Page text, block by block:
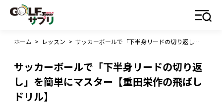
ホーム > レッスン > サッカーボールで「下半身リードの切り返し」を簡単にマスター【重田栄作の飛ばしドリル】
サッカーボールで「下半身リードの切り返
し」を簡単にマスター【重田栄作の飛ばし
ドリル】